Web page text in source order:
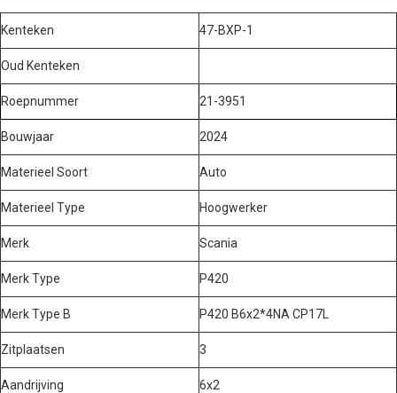
Kenteken 47-BXP-1
Oud Kenteken
Roepnummer 21-3951
Bouwjaar 2024
Materieel Soort Auto
Materieel Type Hoogwerker
Merk Scania
Merk Type P420
Merk Type B P420 B6x2*4NA CP17L
Zitplaatsen 3
Aandrijving 6x2